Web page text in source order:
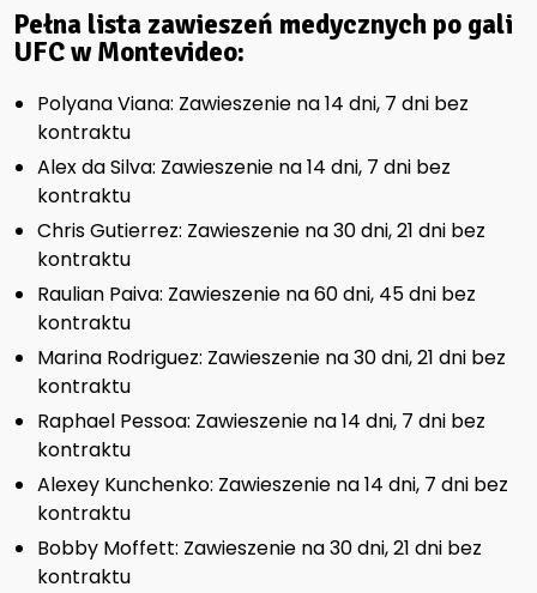
Pełna lista zawieszeń medycznych po gali
UFC w Montevideo:
Polyana Viana: Zawieszenie na 14 dni, 7 dni bez
kontraktu
Alex da Silva: Zawieszenie na 14 dni, 7 dni bez
kontraktu
Chris Gutierrez: Zawieszenie na 30 dni, 21 dni bez
kontraktu
Raulian Paiva: Zawieszenie na 60 dni, 45 dni bez
kontraktu
Marina Rodriguez: Zawieszenie na 30 dni, 21 dni bez
kontraktu
Raphael Pessoa: Zawieszenie na 14 dni, 7 dni bez
kontraktu
Alexey Kunchenko: Zawieszenie na 14 dni, 7 dni bez
kontraktu
Bobby Moffett: Zawieszenie na 30 dni, 21 dni bez
kontraktu